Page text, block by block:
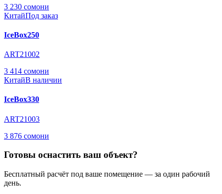
3 230 сомони
КитайПод заказ
IceBox250
ART21002
3 414 сомони
КитайВ наличии
IceBox330
ART21003
3 876 сомони
Готовы оснастить ваш объект?
Бесплатный расчёт под ваше помещение — за один рабочий
день.